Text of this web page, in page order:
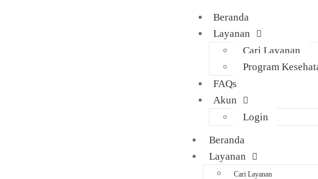
Beranda
Layanan
Cari Layanan
Program
FAQs
Akun
Login
Beranda
Layanan
Cari Layanan